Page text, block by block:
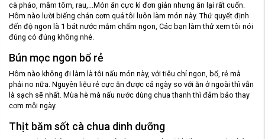
cà pháo, mắm tôm, rau,...Món ăn cực kì đơn giản nhưng ăn lại rất cuốn.
Hôm nào lười biếng chán cơm quá tôi luôn làm món này. Thứ quyết định
đến độ ngon là 1 bát nước mắm chấm ngon, Các bạn làm thử xem tôi nói
đúng có đúng không nhé.
Bún mọc ngon bổ rẻ
Hôm nào không đi làm là tôi nấu món này, với tiêu chí ngon, bổ, rẻ mà
phải no nữa. Nguyên liệu rẻ cực ăn được cả ngày so với ăn ở ngoài thì vẫn
là sạch sẽ nhất. Mùa hè mà nấu nước dùng chua thanh thì đảm bảo thay
cơm mỗi ngày.
Thịt băm sốt cà chua dinh dưỡng